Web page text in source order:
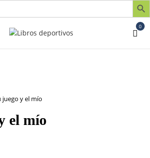
0
juego y el mío
el mío